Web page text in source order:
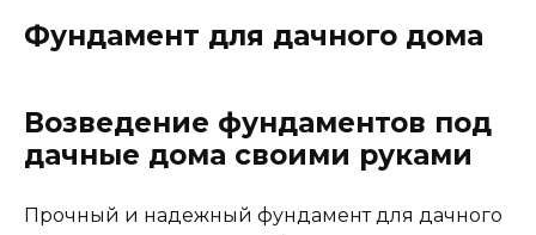
Фундамент для дачного дома
Возведение фундаментов под
дачные дома своими руками
Прочный и надежный фундамент для дачного